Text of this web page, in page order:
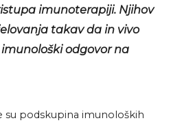
imunoterapiji. Njihov
takav da in vivo
odgovor na
su podskupina imunoloških